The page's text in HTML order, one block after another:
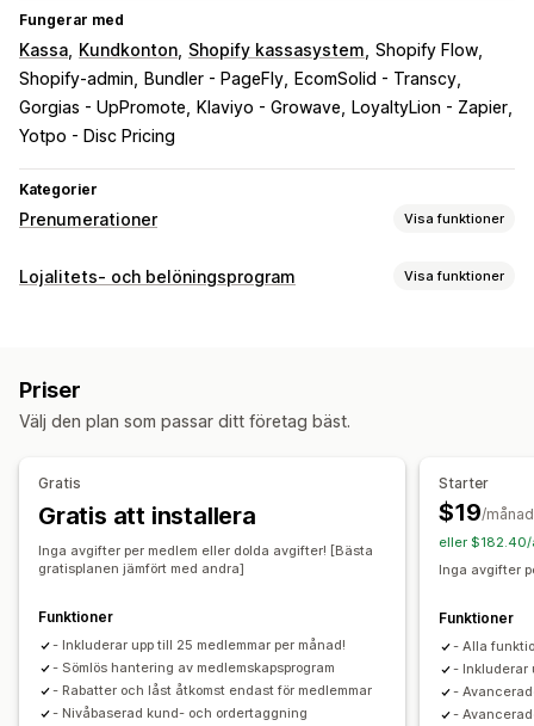
Fungerar med
Kassa Kundkonton Shopify kassasystem Shopify Flow
Shopify-admin
Bundler - PageFly
EcomSolid - Transcy
Gorgias - UpPromote
Klaviyo - Growave
LoyaltyLion - Zapier
Yotpo - Disc Pricing
Kategorier
Prenumerationer Visa funktioner
Prenumerationstyper
Fysiska produkter
Återkommande betalning
Fasta priser
Kvantitetsbaserade priser
Freemium (gratis bastjänst, betala för extrafunktioner)
Provperioder Engångsbetalning Anpassad prissättning
Lojalitets- och belöningsprogram Visa funktioner
Presentkortsprogram
Medlemsförmåner
Tjänster Anpassade belöningar
Priser
Välj den plan som passar ditt företag bäst.
Gratis
Gratis att installera
Inga avgifter per medlem eller dolda avgifter! [Bästa
gratisplanen jämfört med andra]
Funktioner
- Inkluderar upp till 25 medlemmar per månad!
- Sömlös hantering av medlemskapsprogram
- Rabatter och låst åtkomst endast för medlemmar
- Nivåbaserad kund- och ordertaggning
Starter
$19/månad
eller $182.40/
Inga avgifter
Funktioner
- Alla
- Inkluderar
-
-